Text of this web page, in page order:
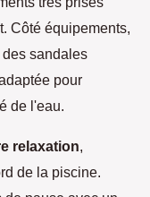
Côté équipements,
sandales
pour
de l'eau.
relaxation,
de la piscine.